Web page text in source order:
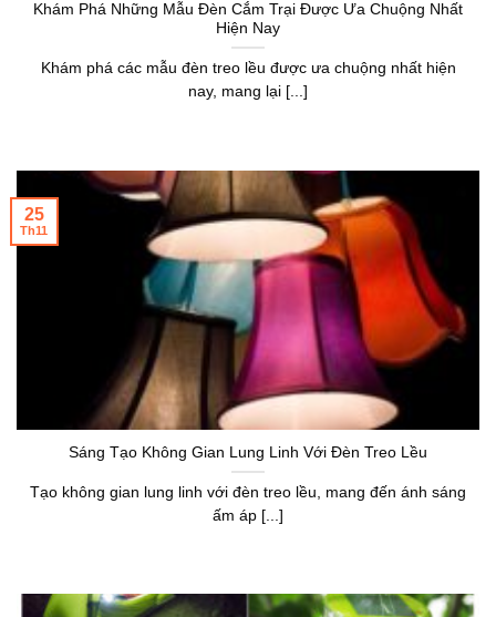
Khám Phá Những Mẫu Đèn Cắm Trại Được Ưa Chuộng Nhất
Hiện Nay
Khám phá các mẫu đèn treo lều được ưa chuộng nhất hiện
nay, mang lại [...]
Sáng Tạo Không Gian Lung Linh Với Đèn Treo Lều
Tạo không gian lung linh với đèn treo lều, mang đến ánh sáng
ấm áp [...]
25
Th11